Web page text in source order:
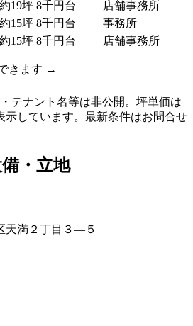
19坪 8千円台
店舗事務所
15坪 8千円台
事務所
15坪 8千円台 店舗事務所
きます →
テナント名等は非公開。坪単価は
示しています。最新条件はお問合せ
・立地
天満２丁目３―５